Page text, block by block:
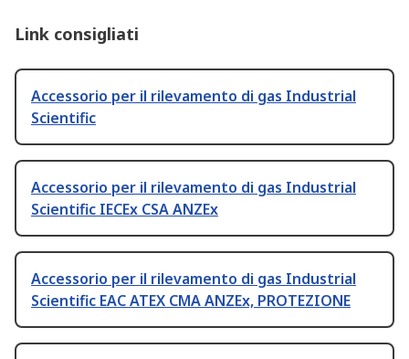
Link consigliati
Accessorio per il rilevamento di gas Industrial
Scientific
Accessorio per il rilevamento di gas Industrial
Scientific IECEx CSA ANZEx
Accessorio per il rilevamento di gas Industrial
Scientific EAC ATEX CMA ANZEx, PROTEZIONE